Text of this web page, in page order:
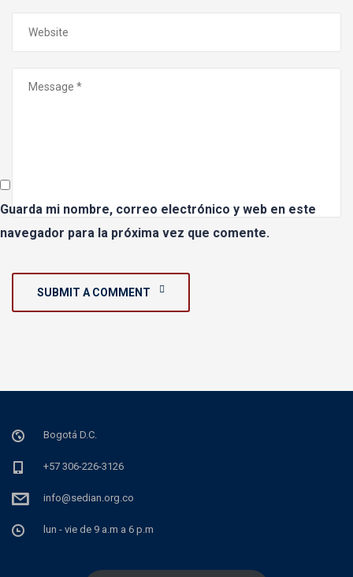
Guarda mi nombre, correo electrónico y web en este
navegador para la próxima vez que comente.
SUBMIT A COMMENT
Bogotá D.C.
+57 306-226-3126
info@sedian.org.co
lun - vie de 9 a.m a 6 p.m